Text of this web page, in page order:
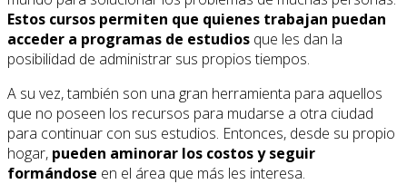
Estos cursos permiten que quienes trabajan puedan
acceder a programas de estudios que les dan la
posibilidad de administrar sus propios tiempos.
A su vez, también son una gran herramienta para aquellos
que no poseen los recursos para mudarse a otra ciudad
para continuar con sus estudios. Entonces, desde su propio
hogar, pueden aminorar los costos y seguir
formándose en el área que más les interesa.